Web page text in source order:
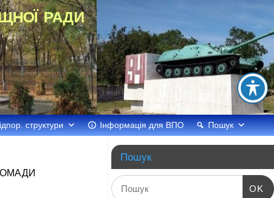
ради
структури Інформація для ВПО Пошук
Пошук
OK